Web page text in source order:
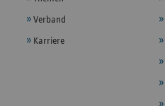
Verband
Karriere